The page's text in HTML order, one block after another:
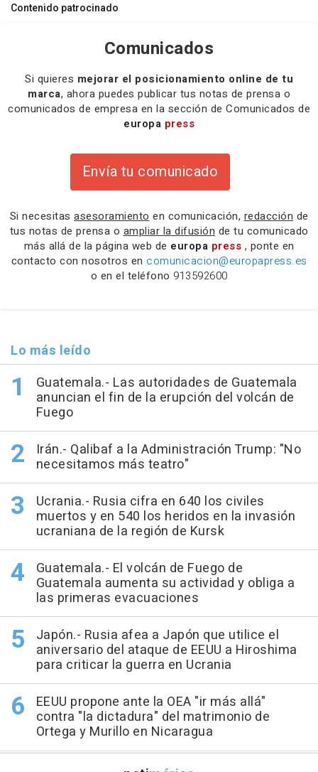
Contenido patrocinado
Comunicados
Si quieres mejorar el posicionamiento online de tu
marca, ahora puedes publicar tus notas de prensa o
comunicados de empresa en la sección de Comunicados de
europa press
Envía tu comunicado
Si necesitas asesoramiento en comunicación, redacción de
tus notas de prensa o ampliar la difusión de tu comunicado
más allá de la página web de europa press , ponte en
contacto con nosotros en comunicacion@europapress.es
o en el teléfono 913592600
Lo más leído
Guatemala.- Las autoridades de Guatemala
anuncian el fin de la erupción del volcán de
Fuego
Irán.- Qalibaf a la Administración Trump: "No
necesitamos más teatro"
Ucrania.- Rusia cifra en 640 los civiles
muertos y en 540 los heridos en la invasión
ucraniana de la región de Kursk
Guatemala.- El volcán de Fuego de
Guatemala aumenta su actividad y obliga a
las primeras evacuaciones
Japón.- Rusia afea a Japón que utilice el
aniversario del ataque de EEUU a Hiroshima
para criticar la guerra en Ucrania
EEUU propone ante la OEA "ir más allá"
contra "la dictadura" del matrimonio de
Ortega y Murillo en Nicaragua